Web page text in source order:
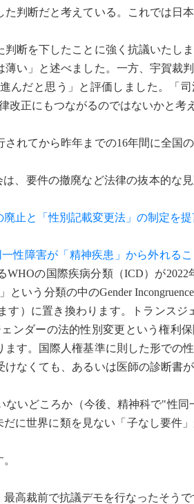
判断だと考えている。これでは日
断を下したことに強く抗議いたし
い」と述べました。一方、宇賀裁
んだと思う」と評価しました。「
改正にもつながるのではないかと
れてから昨年までの16年間に全国
、要件の撤廃など法律の抜本的な
廃止と「性別記載変更法」の制定を
性障害が「精神疾患」から外れるこ
の国際疾病分類（ICD）が
いう分類の中のGender
）に置き換わります。トランスジ
ンダーの法的性別変更という権利
す。国際人権基準に則した形での
なくても、あるいは医師の診断書
いどころか（今後、精神科で"性同
に世界に類を見ない「子なし要件
高裁前で抗議デモを行なったそうで